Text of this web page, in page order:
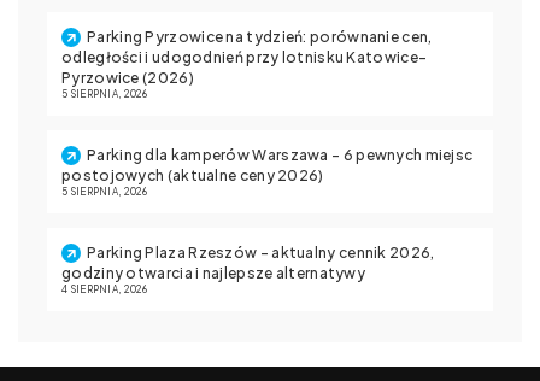
Parking Pyrzowice na tydzień: porównanie cen,
odległości i udogodnień przy lotnisku Katowice-
Pyrzowice (2026)
5 SIERPNIA, 2026
Parking dla kamperów Warszawa – 6 pewnych miejsc
postojowych (aktualne ceny 2026)
5 SIERPNIA, 2026
Parking Plaza Rzeszów – aktualny cennik 2026,
godziny otwarcia i najlepsze alternatywy
4 SIERPNIA, 2026